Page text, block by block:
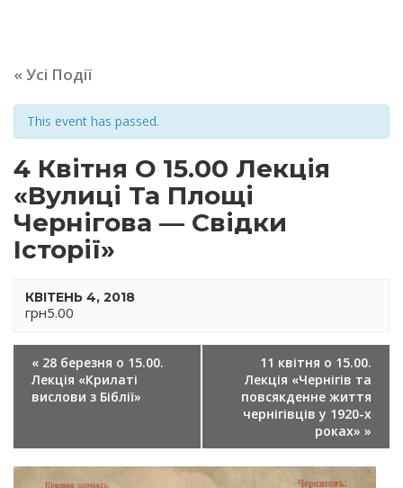
« Усі Події
This event has passed.
4 Квітня О 15.00 Лекція
«Вулиці Та Площі
Чернігова — Свідки
Історії»
КВІТЕНЬ 4, 2018
грн5.00
ПОДІЯ
NAVIGATION
« 28 березня о 15.00.
Лекція «Крилаті
вислови з Біблії»
11 квітня о 15.00.
Лекція «Чернігів та
повсякденне життя
чернігівців у 1920-х
роках» »